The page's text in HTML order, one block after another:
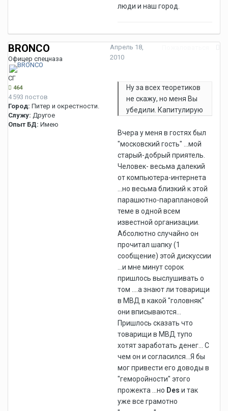
люди и наш город.
BRONCO
Офицер спецназа
СГ
464
4 593 постов
Город: Питер и окрестности.
Служу: Другое
Опыт БД: Имею
Апрель 18,
2010
Ну за всех теоретиков
не скажу, но меня Вы
убедили. Капитулирую
Вчера у меня в гостях был
"московский гость" ...мой
старый-добрый приятель.
Человек- весьма далекий
от компьютера-интернета
...но весьма близкий к этой
парашютно-параплановой
теме в одной всем
известной организации.
Абсолютно случайно он
прочитал шапку (1
сообщение) этой дискуссии
...и мне минут сорок
пришлось выслушивать о
том ....а знают ли товарищи
в МВД в какой "головняк"
они вписываются...
Пришлось сказать что
товарищи в МВД тупо
хотят заработать денег... С
чем он и согласился...Я бы
мог привести его доводы в
"геморойности" этого
прожекта ...но Des и так
уже все грамотно